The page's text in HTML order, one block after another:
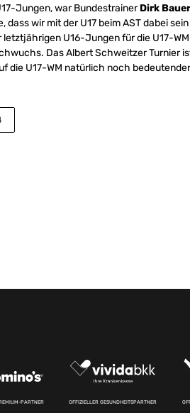
Jungen, war BundestrainerDirk
dass wir mit der U17 beim AST dabei
U16-Jungen für die U17-
Das Albert Schweitzer Turnier
die U17-WM natürlich noch
PARTNER OFFIZIELLER GESUNDHEITSPARTNER